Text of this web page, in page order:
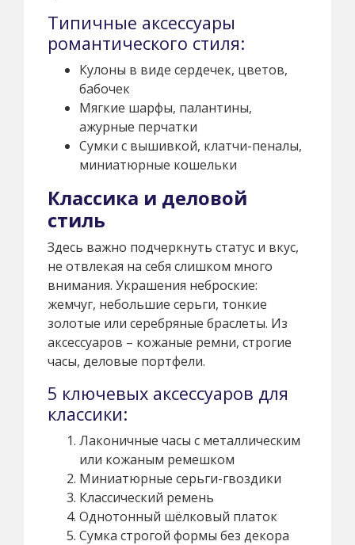
Типичные аксессуары
романтического стиля:
Кулоны в виде сердечек, цветов,
бабочек
Мягкие шарфы, палантины,
ажурные перчатки
Сумки с вышивкой, клатчи-пеналы,
миниатюрные кошельки
Классика и деловой
стиль
Здесь важно подчеркнуть статус и вкус,
не отвлекая на себя слишком много
внимания. Украшения неброские:
жемчуг, небольшие серьги, тонкие
золотые или серебряные браслеты. Из
аксессуаров – кожаные ремни, строгие
часы, деловые портфели.
5 ключевых аксессуаров для
классики:
Лаконичные часы с металлическим
или кожаным ремешком
Миниатюрные серьги-гвоздики
Классический ремень
Однотонный шёлковый платок
Сумка строгой формы без декора